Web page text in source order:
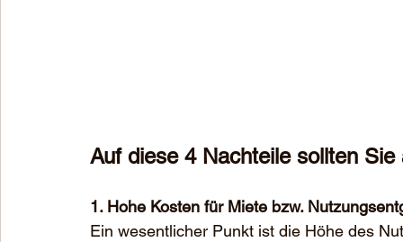
Auf diese 4 Nachteile sollten Sie
1. Hohe Kosten für Miete bzw.
Ein wesentlicher Punkt ist die Höhe des